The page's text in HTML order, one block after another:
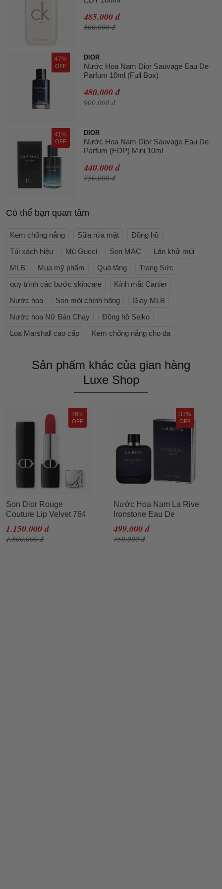
485.000 đ
800.000 đ
47%
OFF
DIOR
Nước Hoa Nam Dior Sauvage Eau De
Parfum 10ml (Full Box)
480.000 đ
900.000 đ
41%
OFF
DIOR
Nước Hoa Nam Dior Sauvage Eau De
Parfum (EDP) Mini 10ml
440.000 đ
750.000 đ
Có thể bạn quan tâm
Kem chống nắng Sữa rửa mặt
Đồng hồ
Túi xách hiệu
Mũ Gucci Son MAC
Lăn khử mùi
MLB
Mua mỹ phẩm Quà tặng
Trang Sức
quy trình các bước skincare
Kính mắt Cartier
Nước hoa
Son môi chính hãng
Giày MLB
Nước hoa Nữ Bán Chạy
Đồng hồ Seiko
Loa Marshall cao cấp
Kem chống nắng cho da
Sản phẩm khác của gian hàng
Luxe Shop
36%
OFF
Son Dior Rouge
Couture Lip Velvet 764
Rouge Gipsy Màu Đỏ
Hồng
1.150.000 đ
1.800.000 đ
33%
OFF
Nước Hoa Nam La Rive
Ironstone Eau De
Toilette 100ml
499.000 đ
750.000 đ